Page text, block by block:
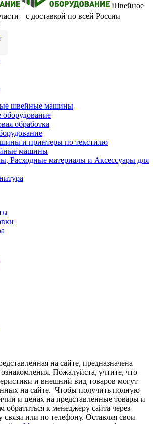
Швейное
с доставкой по всей России
швейные машины
обработка
и принтеры по текстилю
машины
Расходные материалы и Аксессуары для
на сайте, предназначена
Пожалуйста, учтите, что
и внешний вид товаров могут
на сайте. Чтобы получить полную
и ценах на представленные товары и
обратиться к менеджеру сайта через
или по телефону. Оставляя свои